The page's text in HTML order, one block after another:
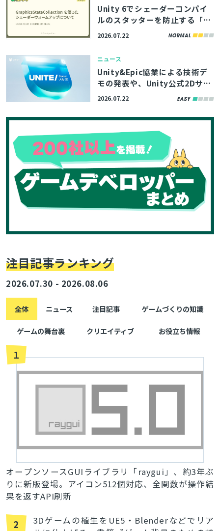
Unity 6でシェーダーコンパイ
ルのスタッターを防止する「Gr
aphicsStateCollection」の活
説
2026.07.22
ニュース
Unity&Epic協業による技術デ
モの発表や、Unity公式2Dサン
プルゲーム『Bunny Blitz』の
26」基調講演のアーカイブが公
2026.07.22
注目記事ランキング
2026.07.30 - 2026.08.06
全体 ニュース 注目記事 ゲームづくりの知識
ゲームの舞台裏 クリエイティブ お役立ち情報
1
オープンソースGUIライブラリ「raygui」、約3年ぶ
りに新版登場。アイコン512個対応、全関数が操作結
果を返すAPI刷新
2
3Dゲームの植生をUE5・Blenderなどでリア